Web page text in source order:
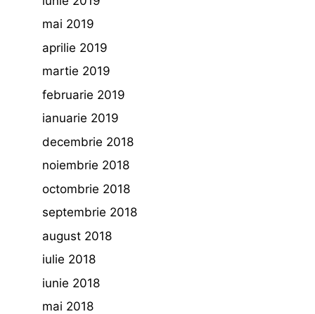
mai 2019
aprilie 2019
martie 2019
februarie 2019
ianuarie 2019
decembrie 2018
noiembrie 2018
octombrie 2018
septembrie 2018
august 2018
iulie 2018
iunie 2018
mai 2018